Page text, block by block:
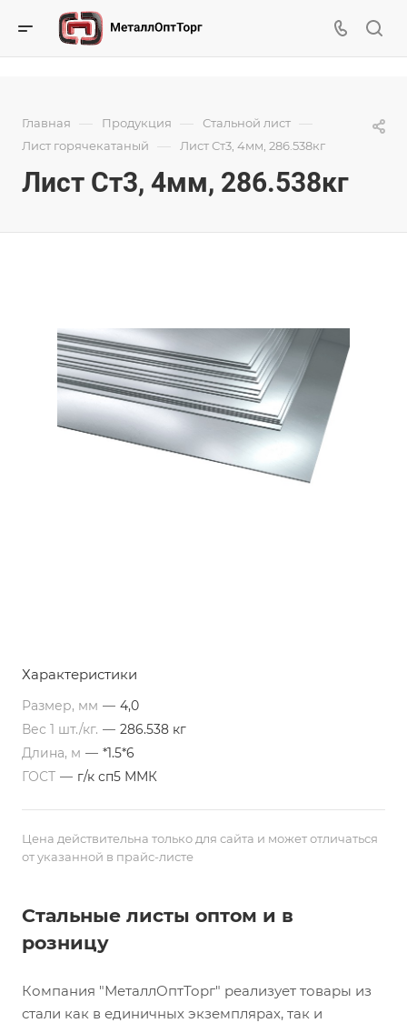
Главная — Продукция — Стальной лист —
Лист горячекатаный — Лист Ст3, 4мм, 286.538кг
Лист Ст3, 4мм, 286.538кг
Характеристики
Размер, мм — 4,0
Вес 1 шт./кг. — 286.538 кг
Длина, м — *1.5*6
ГОСТ — г/к сп5 ММК
Цена действительна только для сайта и может отличаться
от указанной в прайс-листе
Стальные листы оптом и в
розницу
Компания "МеталлОптТорг" реализует товары из
стали как в единичных экземплярах, так и